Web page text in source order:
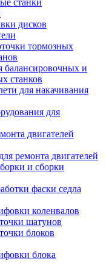
станки
дисков
тормозных
балансировочных и
станков
для накачивания
для
двигателей
ремонта двигателей
и сборки
фаски седла
коленвалов
шатунов
блоков
блока